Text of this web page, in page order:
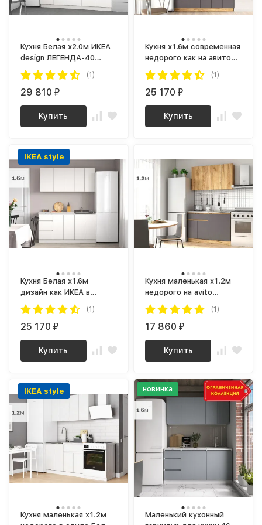
Кухня Белая х2.0м ИКЕА
design ЛЕГЕНДА-40
СИТИ ЛДСП
(1)
29 810₽
Купить
Кухня х1.6м современная
недорого как на авито
ЛЕГЕНДА-40 СИТИ ЛДСП
серый графит / дуб
крафт золотой
(1)
25 170₽
Купить
IKEA style
Кухня Белая х1.6м
дизайн как ИКЕА в
интерьере ЛЕГЕНДА-40
СИТИ
(1)
25 170₽
Купить
Кухня маленькая х1.2м
недорого на avito
ЛЕГЕНДА-40 СИТИ ЛДСП
графит / дуб крафт
золотой
(1)
17 860₽
Купить
IKEA style
Кухня маленькая х1.2м
новинка
Маленький кухонный